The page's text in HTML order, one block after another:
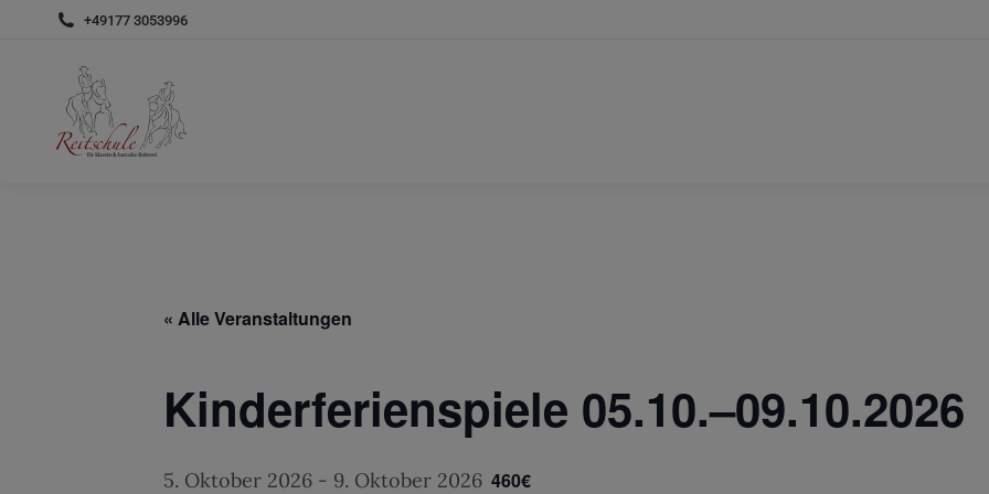
+49177 3053996
« Alle Veranstaltungen
Kinderferienspiele 05.10.–09.10.2026
5. Oktober 2026 - 9. Oktober 2026 460€